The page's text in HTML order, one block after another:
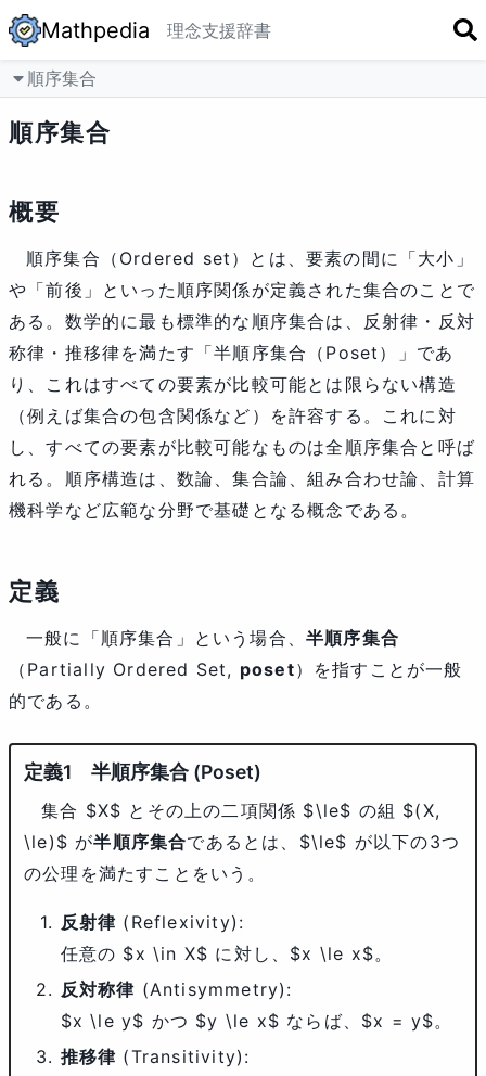
Mathpedia 理念支援辞書
順序集合
順序集合
概要
順序集合（Ordered set）とは、要素の間に「大小」
や「前後」といった順序関係が定義された集合のことで
ある。数学的に最も標準的な順序集合は、反射律・反対
称律・推移律を満たす「半順序集合（Poset）」であ
り、これはすべての要素が比較可能とは限らない構造
（例えば集合の包含関係など）を許容する。これに対
し、すべての要素が比較可能なものは全順序集合と呼ば
れる。順序構造は、数論、集合論、組み合わせ論、計算
機科学など広範な分野で基礎となる概念である。
定義
一般に「順序集合」という場合、 半順序集合
（Partially Ordered Set, poset）を指すことが一般
的である。
半順序集合 (Poset)
集合 $X$ とその上の二項関係 $\le$ の組 $(X,
\le)$ が半順序集合であるとは、 $\le$ が以下の3つ
の公理を満たすことをいう。
反射律 (Reflexivity):
任意の $x \in X$ に対し、$x \le x$。
反対称律 (Antisymmetry):
$x \le y$ かつ $y \le x$ ならば、$x = y$。
推移律 (Transitivity):